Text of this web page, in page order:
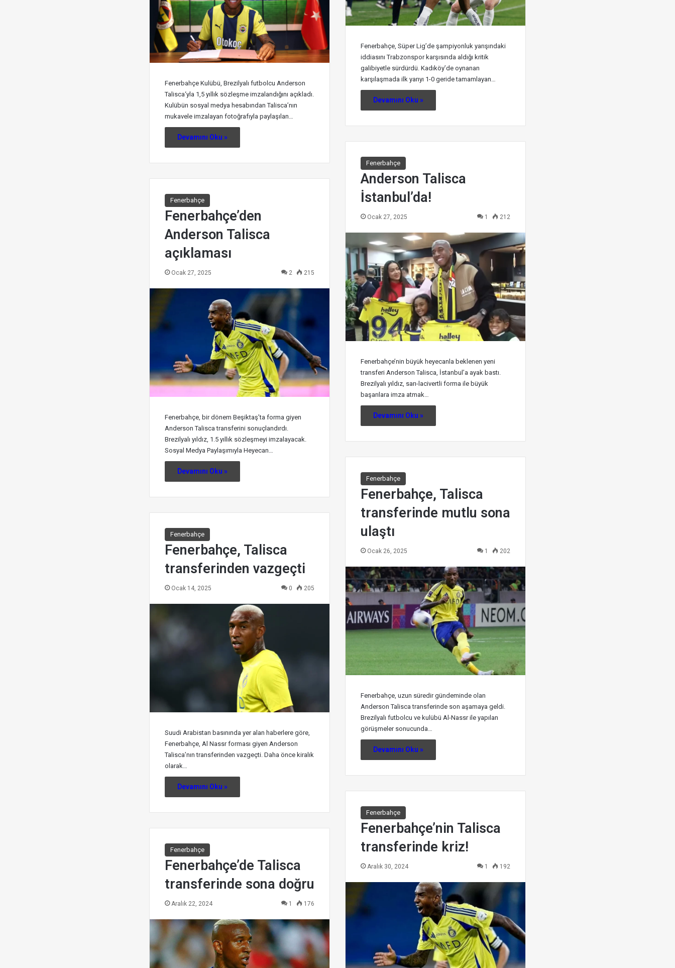
Fenerbahçe, Süper Lig’de şampiyonluk yarışındaki
iddiasını Trabzonspor karşısında aldığı kritik
galibiyetle sürdürdü. Kadıköy’de oynanan
karşılaşmada ilk yarıyı 1-0 geride tamamlayan…
Devamını Oku »
Fenerbahçe Kulübü, Brezilyalı futbolcu Anderson
Talisca‘yla 1,5 yıllık sözleşme imzalandığını açıkladı.
Kulübün sosyal medya hesabından Talisca’nın
mukavele imzalayan fotoğrafıyla paylaşılan…
Devamını Oku »
Fenerbahçe
Anderson Talisca
İstanbul’da!
Ocak 27, 2025 1 212
Fenerbahçe’nin büyük heyecanla beklenen yeni
transferi Anderson Talisca, İstanbul’a ayak bastı.
Brezilyalı yıldız, sarı-lacivertli forma ile büyük
başarılara imza atmak…
Devamını Oku »
Fenerbahçe
Fenerbahçe’den
Anderson Talisca
açıklaması
Ocak 27, 2025 2 215
Fenerbahçe, bir dönem Beşiktaş’ta forma giyen
Anderson Talisca transferini sonuçlandırdı.
Brezilyalı yıldız, 1.5 yıllık sözleşmeyi imzalayacak.
Sosyal Medya Paylaşımıyla Heyecan…
Devamını Oku »
Fenerbahçe
Fenerbahçe, Talisca
transferinde mutlu sona
ulaştı
Ocak 26, 2025 1 202
Fenerbahçe, uzun süredir gündeminde olan
Anderson Talisca transferinde son aşamaya geldi.
Brezilyalı futbolcu ve kulübü Al-Nassr ile yapılan
görüşmeler sonucunda…
Devamını Oku »
Fenerbahçe
Fenerbahçe, Talisca
transferinden vazgeçti
Ocak 14, 2025 0 205
Suudi Arabistan basınında yer alan haberlere göre,
Fenerbahçe, Al Nassr forması giyen Anderson
Talisca’nın transferinden vazgeçti. Daha önce kiralık
olarak…
Devamını Oku »
Fenerbahçe
Fenerbahçe’nin Talisca
transferinde kriz!
Aralık 30, 2024 1 192
Fenerbahçe
Fenerbahçe’de Talisca
transferinde sona doğru
Aralık 22, 2024 1 176